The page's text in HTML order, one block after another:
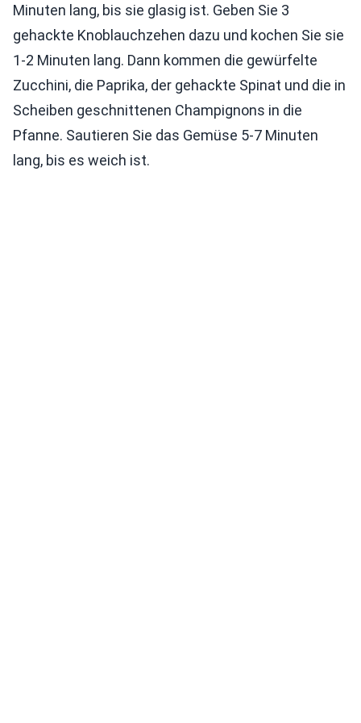
Minuten lang, bis sie glasig ist. Geben Sie 3
gehackte Knoblauchzehen dazu und kochen Sie sie
1-2 Minuten lang. Dann kommen die gewürfelte
Zucchini, die Paprika, der gehackte Spinat und die in
Scheiben geschnittenen Champignons in die
Pfanne. Sautieren Sie das Gemüse 5-7 Minuten
lang, bis es weich ist.